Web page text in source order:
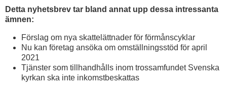
Detta nyhetsbrev tar bland annat upp dessa intressanta
ämnen:
Förslag om nya skattelättnader för förmånscyklar
Nu kan företag ansöka om omställningsstöd för april
2021
Tjänster som tillhandhålls inom trossamfundet Svenska
kyrkan ska inte inkomstbeskattas